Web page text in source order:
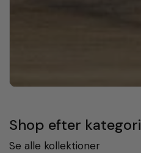
Shop efter kategori
Se alle kollektioner